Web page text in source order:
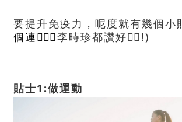
要提升免疫力，呢度就有幾個小
個連 👨🏻‍⚕️ 李時珍都讚好👍🏻!)
貼士1:做運動